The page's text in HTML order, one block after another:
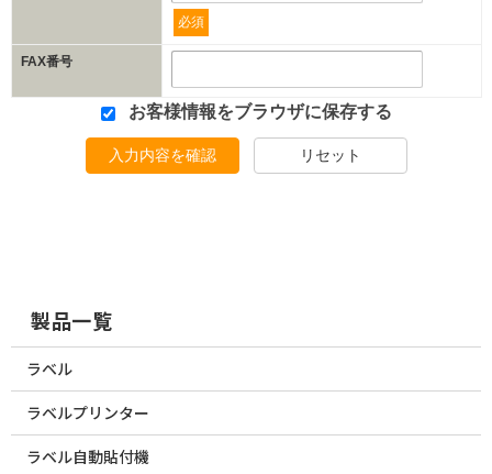
必須
FAX番号
お客様情報をブラウザに保存する
入力内容を確認 リセット
製品一覧
ラベル
ラベルプリンター
ラベル自動貼付機